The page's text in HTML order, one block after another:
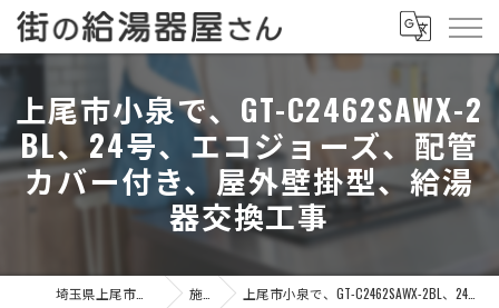
上尾市小泉で、GT-C2462SAWX-2
BL、24号、エコジョーズ、配管
カバー付き、屋外壁掛型、給湯
器交換工事
施工事例 上尾市小泉で、GT-C2462SAWX-2BL、24号、エコジョーズ、配管カバー付き、屋外壁掛型、給湯器交換工事